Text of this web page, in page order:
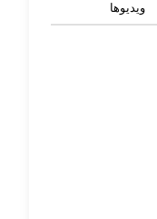
ویدیوها